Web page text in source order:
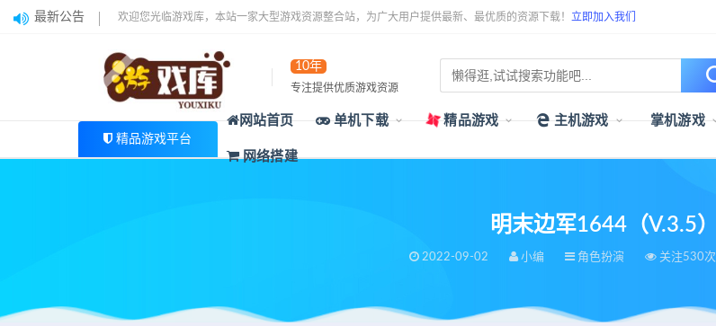
最新公告 欢迎您光临游戏库，本站一家大型游戏资源整合站，为广大用户提供最新、最优质的资源下载！ 立即加入我们
10年
专注提供优质游戏资源
精品游戏平台
网站首页 单机下载 精品游戏 主机游戏 掌机游戏
网络搭建
明末边军1644（V.3.5）
2022-09-02 小编 角色扮演 关注530次